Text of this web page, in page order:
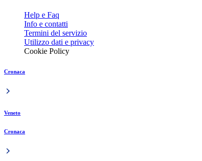
Help e Faq
Info e contatti
Termini del servizio
Utilizzo dati e privacy
Cookie Policy
Cronaca
Veneto
Cronaca